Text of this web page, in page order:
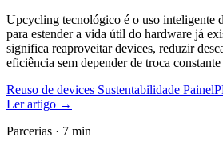
Upcycling tecnológico é o uso inteligente
para estender a vida útil do hardware já
significa reaproveitar devices, reduzir
eficiência sem depender de troca
Reuso de devices Sustentabilidade
Ler artigo →
Parcerias · 7 min